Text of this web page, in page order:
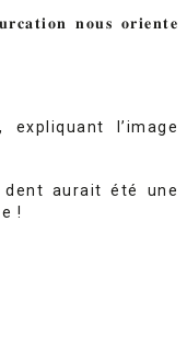
𝐧𝐨𝐮𝐬 𝐨𝐫𝐢𝐞𝐧𝐭𝐞
l’image
aurait été une
!